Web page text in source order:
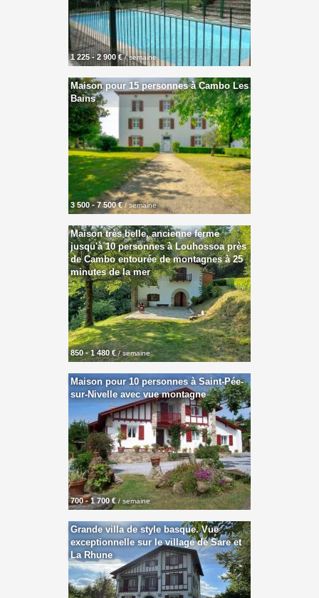
1 225 - 2 900 €/ semaine
Maison pour 15 personnes à Cambo Les
Bains
3 500 - 7 500 €/ semaine
Maison très belle, ancienne ferme
jusqu'à 10 personnes à Louhossoa près
de Cambo entourée de montagnes à 25
minutes de la mer
850 - 1 480 €/ semaine
Maison pour 10 personnes à Saint-Pée-
sur-Nivelle avec vue montagne
700 - 1 700 €/ semaine
Grande villa de style basque. Vue
exceptionnelle sur le village de Sare et
La Rhune